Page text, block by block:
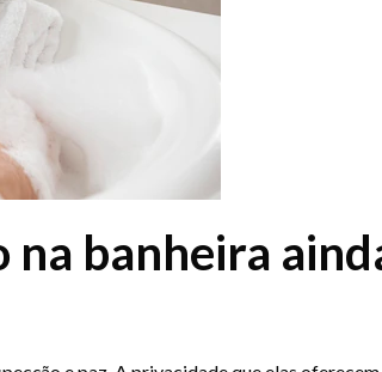
banheira